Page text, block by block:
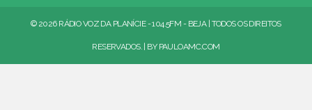
© 2026 RÁDIO VOZ DA PLANÍCIE - 104.5FM - BEJA | TODOS OS DIREITOS
RESERVADOS. | BY PAULOAMC.COM